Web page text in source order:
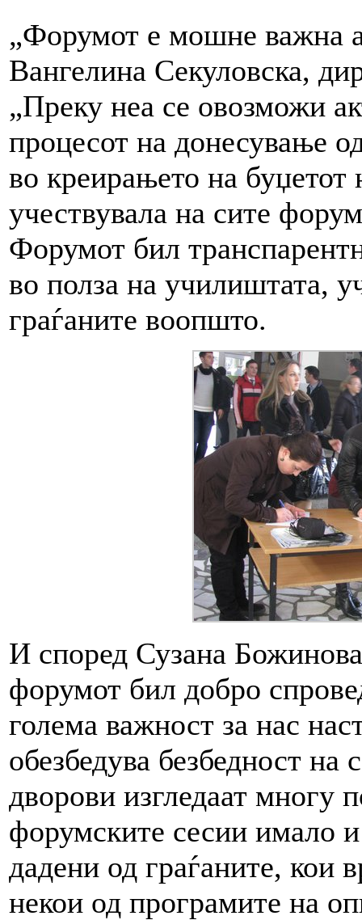
„Форумот е мошне важна
Вангелина Секуловска,
„Преку неа се овозможи
процесот на донесување
во креирањето на
учествувала на сите
Форумот бил
во полза на училиштата,
граѓаните воопшто.
И според Сузана
форумот бил добро
голема важност за нас
обезбедува безбедност
дворови изгледаат многу
форумските сесии имало
дадени од граѓаните, кои
некои од програмите на